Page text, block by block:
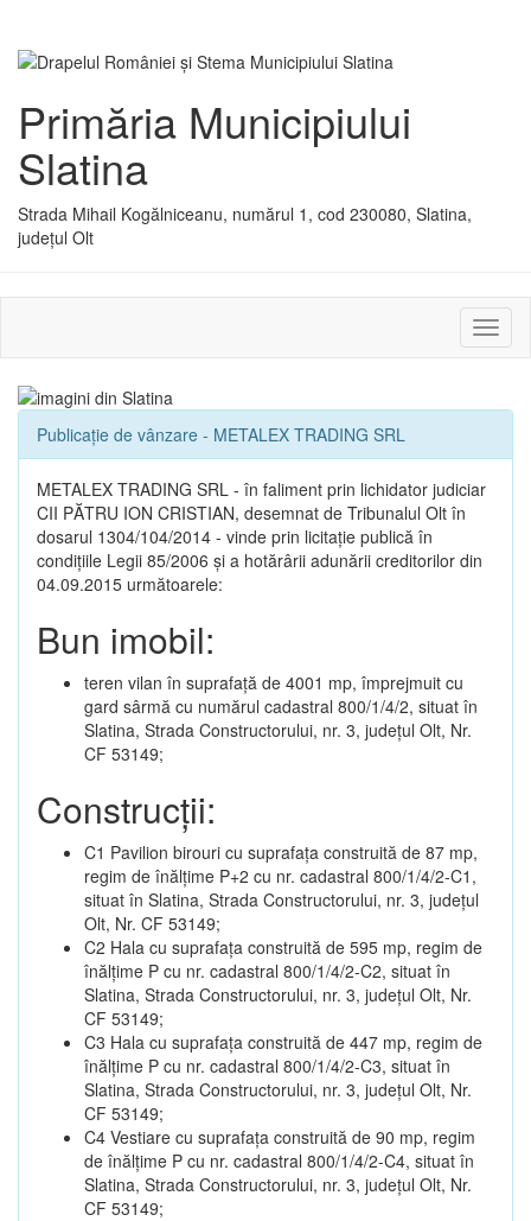
Primăria Municipiului
Slatina
Strada Mihail Kogălniceanu, numărul 1, cod 230080, Slatina,
județul Olt
sau
Publicație de vânzare - METALEX TRADING SRL
METALEX TRADING SRL - în faliment prin lichidator judiciar
CII PĂTRU ION CRISTIAN, desemnat de Tribunalul Olt în
dosarul 1304/104/2014 - vinde prin licitație publică în
condițiile Legii 85/2006 și a hotărârii adunării creditorilor din
04.09.2015 următoarele:
Bun imobil:
teren vilan în suprafață de 4001 mp, împrejmuit cu
gard sârmă cu numărul cadastral 800/1/4/2, situat în
Slatina, Strada Constructorului, nr. 3, județul Olt, Nr.
CF 53149;
Construcții:
C1 Pavilion birouri cu suprafața construită de 87 mp,
regim de înălțime P+2 cu nr. cadastral 800/1/4/2-C1,
situat în Slatina, Strada Constructorului, nr. 3, județul
Olt, Nr. CF 53149;
C2 Hala cu suprafața construită de 595 mp, regim de
înălțime P cu nr. cadastral 800/1/4/2-C2, situat în
Slatina, Strada Constructorului, nr. 3, județul Olt, Nr.
CF 53149;
C3 Hala cu suprafața construită de 447 mp, regim de
înălțime P cu nr. cadastral 800/1/4/2-C3, situat în
Slatina, Strada Constructorului, nr. 3, județul Olt, Nr.
CF 53149;
C4 Vestiare cu suprafața construită de 90 mp, regim
de înălțime P cu nr. cadastral 800/1/4/2-C4, situat în
Slatina, Strada Constructorului, nr. 3, județul Olt, Nr.
CF 53149;